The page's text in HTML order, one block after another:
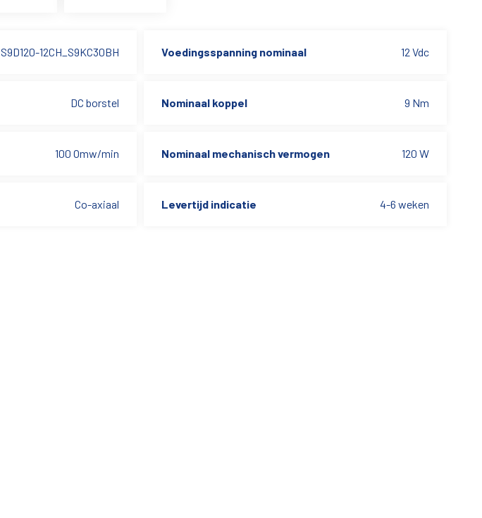
S9D120-12CH_S9KC30BH Voedingsspanning nominaal 12 Vdc
DC borstel Nominaal koppel 9 Nm
100 Omw/min Nominaal mechanisch vermogen 120 W
Co-axiaal Levertijd indicatie 4-6 weken